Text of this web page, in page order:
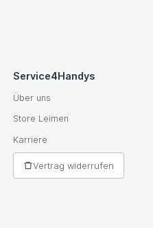
Service4Handys
Über uns
Store Leimen
Karriere
Vertrag widerrufen